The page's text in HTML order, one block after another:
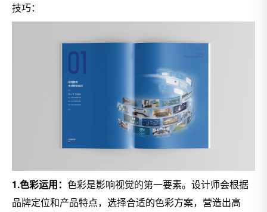
技巧：
1.色彩运用： 色彩是影响视觉的第一要素。设计师会根据
品牌定位和产品特点，选择合适的色彩方案，营造出高